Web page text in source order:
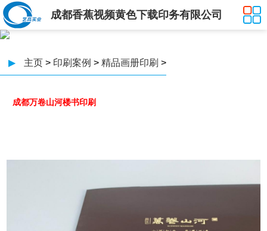
成都香蕉视频黄色下载印务有限公司
▶ 主页 > 印刷案例 > 精品画册印刷 >
成都万卷山河楼书印刷